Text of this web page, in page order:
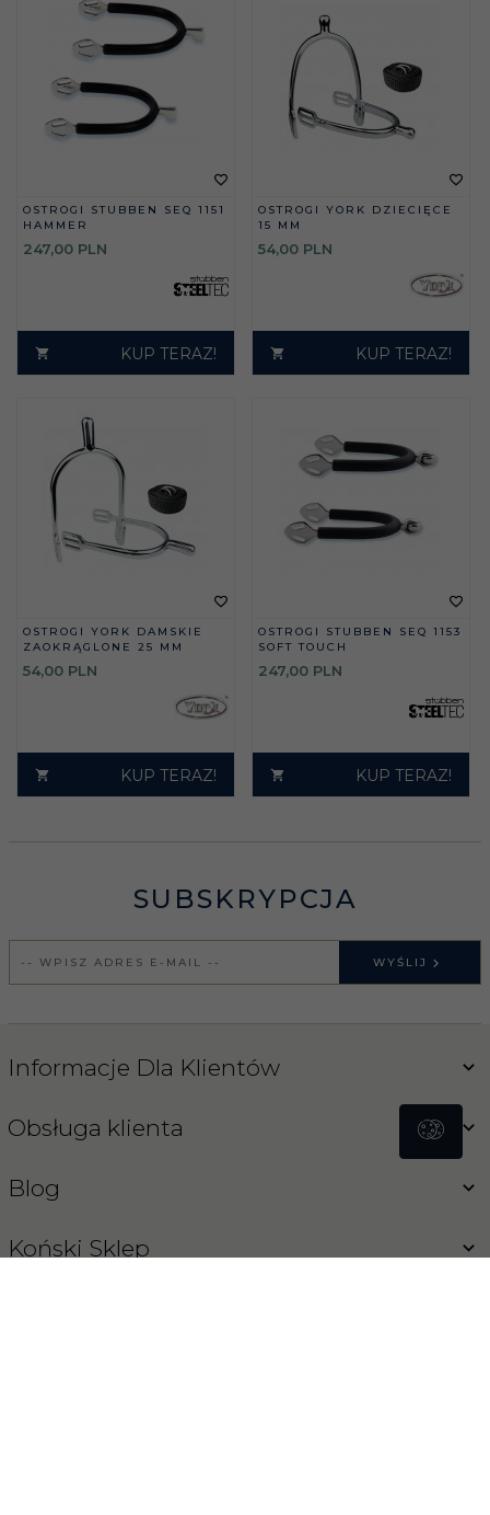
OSTROGI STUBBEN SEQ 1151
HAMMER
247,00 PLN
KUP TERAZ!
OSTROGI YORK DZIECIĘCE
15 MM
54,00 PLN
KUP TERAZ!
OSTROGI YORK DAMSKIE
ZAOKRĄGLONE 25 MM
54,00 PLN
KUP TERAZ!
OSTROGI STUBBEN SEQ 1153
SOFT TOUCH
247,00 PLN
KUP TERAZ!
SUBSKRYPCJA
WYŚLIJ
Informacje Dla Klientów
Obsługa klienta
Blog
Koński Sklep